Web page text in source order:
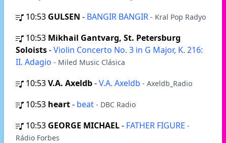
10:53 GULSEN - BANGIR BANGIR - Kral Pop Radyo
10:53 Mikhail Gantvarg, St. Petersburg
Soloists-Violin Concerto No. 3 in G Major, K. 216:
II. Adagio - Miled Music Clásica
10:53V.A. Axeldb-V.A. Axeldb - Axeldb_Radio
10:53 heart- beat - DBC Radio
10:53 GEORGE MICHAEL- FATHER FIGURE -
Rádio Forbes